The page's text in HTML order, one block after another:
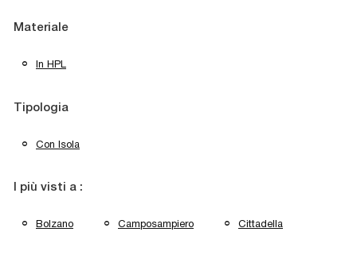
Materiale
In HPL
Tipologia
Con Isola
I più visti a :
Bolzano Camposampiero Cittadella